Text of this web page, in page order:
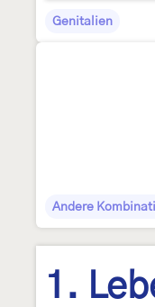
Genitalien
Andere
1.